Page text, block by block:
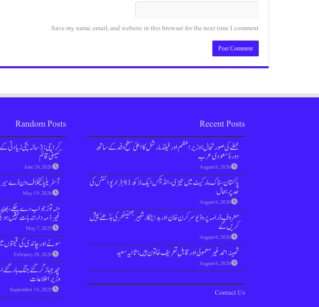
Save my name, email, and website in this browser for the next time I comment.
Random Posts
کراچی: 3 سالہ بچی
کیمٹی قائم
June 24, 2026
آسٹریلیا کیخلاف ون ڈے
May 19, 2026
منہ توڑ جواب دے چکے،
غیر ذمہ دارانہ بات نہیں
May 7, 2025
سونے اور چاندی کی قیمتوں
February 28, 2026
چھ جہاز گر گئے جنگ ہار
وزیر اطلاعات
September 16, 2025
Recent Posts
خطے کی صورتحال؛ وزیراعظم اور فیلڈ مارشل کا اعلیٰ سطح وفد کے ساتھ
دورۂ سعودی عرب
August 6, 2026
پاکستان سٹاک مارکیٹ میں تیزی،انڈیکس ایک لاکھ 81 ہزار پوائنٹس کی
حد پر بحال
August 6, 2026
معروف ڈرامہ پروڈیوسر کرن خان اور ہدایتکار شبیر بھٹیًٹھرکی بڈھےًپیش
کریں گے
August 6, 2026
ثمینہ احمد غیر معمولی اور قابلِ تعریف خاتون ہیں: ثانیہ سعید
August 6, 2026
Contact Us